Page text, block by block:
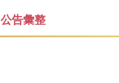
公告彙整